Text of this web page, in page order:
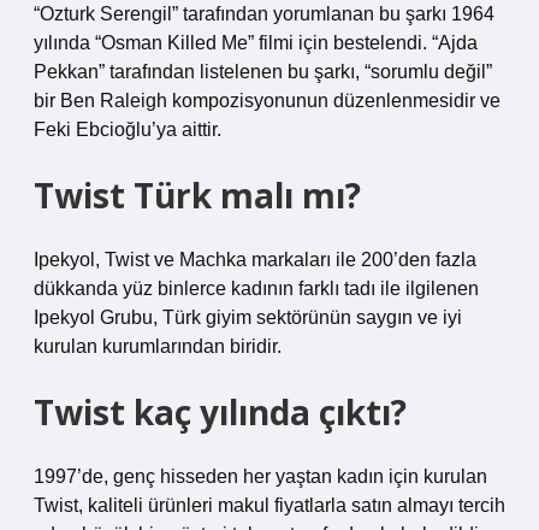
“Ozturk Serengil” tarafından yorumlanan bu şarkı 1964
yılında “Osman Killed Me” filmi için bestelendi. “Ajda
Pekkan” tarafından listelenen bu şarkı, “sorumlu değil”
bir Ben Raleigh kompozisyonunun düzenlenmesidir ve
Feki Ebcioğlu’ya aittir.
Twist Türk malı mı?
Ipekyol, Twist ve Machka markaları ile 200’den fazla
dükkanda yüz binlerce kadının farklı tadı ile ilgilenen
Ipekyol Grubu, Türk giyim sektörünün saygın ve iyi
kurulan kurumlarından biridir.
Twist kaç yılında çıktı?
1997’de, genç hisseden her yaştan kadın için kurulan
Twist, kaliteli ürünleri makul fiyatlarla satın almayı tercih